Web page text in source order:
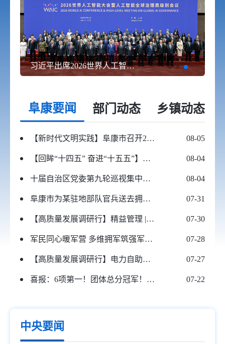
习近平出席2026世界人工智能大会暨人工智能全球治理高级别会议开幕式并发表主旨讲话
阜康要闻 部门动态 乡镇动态
【新时代文明实践】阜康市召开2026年文明乡风建设现场会 08-05
【回眸“十四五” 奋进“十五五”】智耕沃野稳粮增收 深耕厚植振兴根基——阜康市“十四五”农业高质量发展综述 08-04
十届自治区党委第九轮巡视集中反馈会暨第十轮巡视动员部署会召开 08-04
阜康市为某驻地部队官兵送去拥军慰问物资 07-31
【高质量发展调研行】精益管理 | 从材料到服务，阜康能源“三个一批”重塑创新链条 07-30
军民同心暖军营 多维拥军筑强军——阜康市开展走访慰问驻军部队 07-28
【高质量发展调研行】电力自助终端进驻政务大厅 群众办事“一站办结”更省心 07-27
喜报：6项第一！团体总分冠军！阜康一中在全国赛场载誉而归！ 07-22
中央要闻